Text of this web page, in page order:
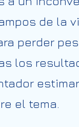
de la
perder
los
el tema.